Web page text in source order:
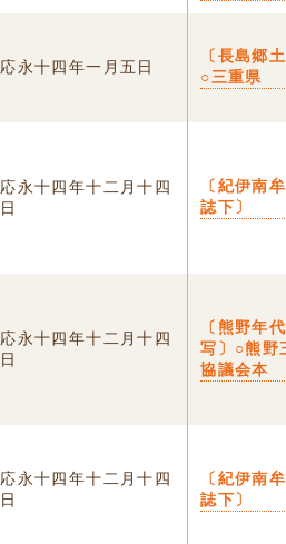
応永十四年一月五日
〔長島郷
○三重県
応永十四年十二月十四
日
〔紀伊南
誌下〕
応永十四年十二月十四
日
〔熊野年
写〕○熊野
協議会本
応永十四年十二月十四
日
〔紀伊南
誌下〕